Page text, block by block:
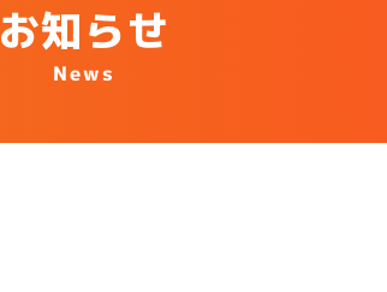
お知らせ
News